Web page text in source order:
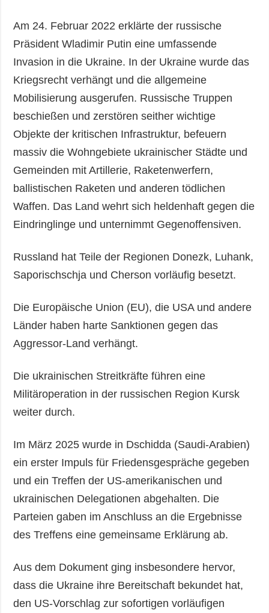
Am 24. Februar 2022 erklärte der russische
Präsident Wladimir Putin eine umfassende
Invasion in die Ukraine. In der Ukraine wurde das
Kriegsrecht verhängt und die allgemeine
Mobilisierung ausgerufen. Russische Truppen
beschießen und zerstören seither wichtige
Objekte der kritischen Infrastruktur, befeuern
massiv die Wohngebiete ukrainischer Städte und
Gemeinden mit Artillerie, Raketenwerfern,
ballistischen Raketen und anderen tödlichen
Waffen. Das Land wehrt sich heldenhaft gegen die
Eindringlinge und unternimmt Gegenoffensiven.
Russland hat Teile der Regionen Donezk, Luhank,
Saporischschja und Cherson vorläufig besetzt.
Die Europäische Union (EU), die USA und andere
Länder haben harte Sanktionen gegen das
Aggressor-Land verhängt.
Die ukrainischen Streitkräfte führen eine
Militäroperation in der russischen Region Kursk
weiter durch.
Im März 2025 wurde in Dschidda (Saudi-Arabien)
ein erster Impuls für Friedensgespräche gegeben
und ein Treffen der US-amerikanischen und
ukrainischen Delegationen abgehalten. Die
Parteien gaben im Anschluss an die Ergebnisse
des Treffens eine gemeinsame Erklärung ab.
Aus dem Dokument ging insbesondere hervor,
dass die Ukraine ihre Bereitschaft bekundet hat,
den US-Vorschlag zur sofortigen vorläufigen